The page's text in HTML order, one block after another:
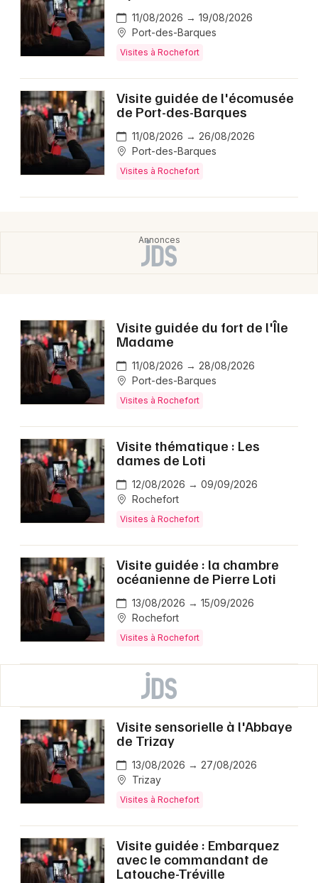
11/08/2026 → 19/08/2026
Port-des-Barques
Visites à Rochefort
Visite guidée de l'écomusée
de Port-des-Barques
11/08/2026 → 26/08/2026
Port-des-Barques
Visites à Rochefort
Visite guidée du fort de l'Île
Madame
11/08/2026 → 28/08/2026
Port-des-Barques
Visites à Rochefort
Visite thématique : Les
dames de Loti
12/08/2026 → 09/09/2026
Rochefort
Visites à Rochefort
Visite guidée : la chambre
océanienne de Pierre Loti
13/08/2026 → 15/09/2026
Rochefort
Visites à Rochefort
Visite sensorielle à l'Abbaye
de Trizay
13/08/2026 → 27/08/2026
Trizay
Visites à Rochefort
Visite guidée : Embarquez
avec le commandant de
Latouche-Tréville